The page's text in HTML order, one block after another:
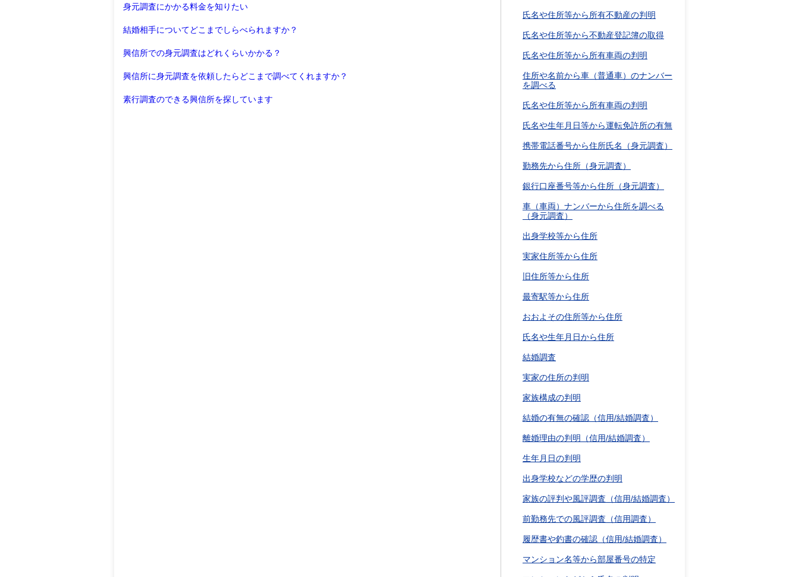
身元調査にかかる料金を知りたい
結婚相手についてどこまでしらべられますか？
興信所での身元調査はどれくらいかかる？
興信所に身元調査を依頼したらどこまで調べてくれますか？
素行調査のできる興信所を探しています
氏名や住所等から所有不動産の判明
氏名や住所等から不動産登記簿の取得
氏名や住所等から所有車両の判明
住所や名前から車（普通車）のナンバー
を調べる
氏名や住所等から所有車両の判明
氏名や生年月日等から運転免許所の有無
携帯電話番号から住所氏名（身元調査）
勤務先から住所（身元調査）
銀行口座番号等から住所（身元調査）
車（車両）ナンバーから住所を調べる
（身元調査）
出身学校等から住所
実家住所等から住所
旧住所等から住所
最寄駅等から住所
おおよその住所等から住所
氏名や生年月日から住所
結婚調査
実家の住所の判明
家族構成の判明
結婚の有無の確認（信用/結婚調査）
離婚理由の判明（信用/結婚調査）
生年月日の判明
出身学校などの学歴の判明
家族の評判や風評調査（信用/結婚調査）
前勤務先での風評調査（信用調査）
履歴書や釣書の確認（信用/結婚調査）
マンション名等から部屋番号の特定